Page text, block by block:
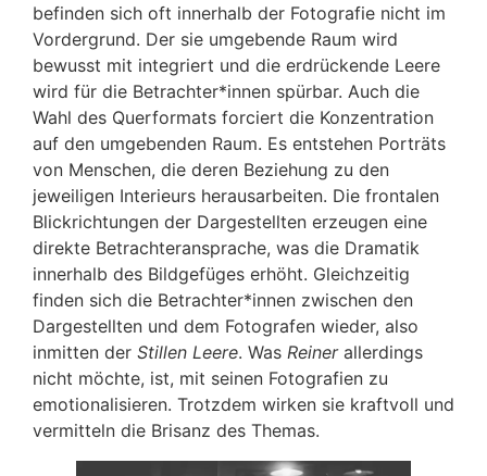
befinden sich oft innerhalb der Fotografie nicht im
Vordergrund. Der sie umgebende Raum wird
bewusst mit integriert und die erdrückende Leere
wird für die Betrachter*innen spürbar. Auch die
Wahl des Querformats forciert die Konzentration
auf den umgebenden Raum. Es entstehen Porträts
von Menschen, die deren Beziehung zu den
jeweiligen Interieurs herausarbeiten. Die frontalen
Blickrichtungen der Dargestellten erzeugen eine
direkte Betrachteransprache, was die Dramatik
innerhalb des Bildgefüges erhöht. Gleichzeitig
finden sich die Betrachter*innen zwischen den
Dargestellten und dem Fotografen wieder, also
inmitten der Stillen Leere. Was Reiner allerdings
nicht möchte, ist, mit seinen Fotografien zu
emotionalisieren. Trotzdem wirken sie kraftvoll und
vermitteln die Brisanz des Themas.